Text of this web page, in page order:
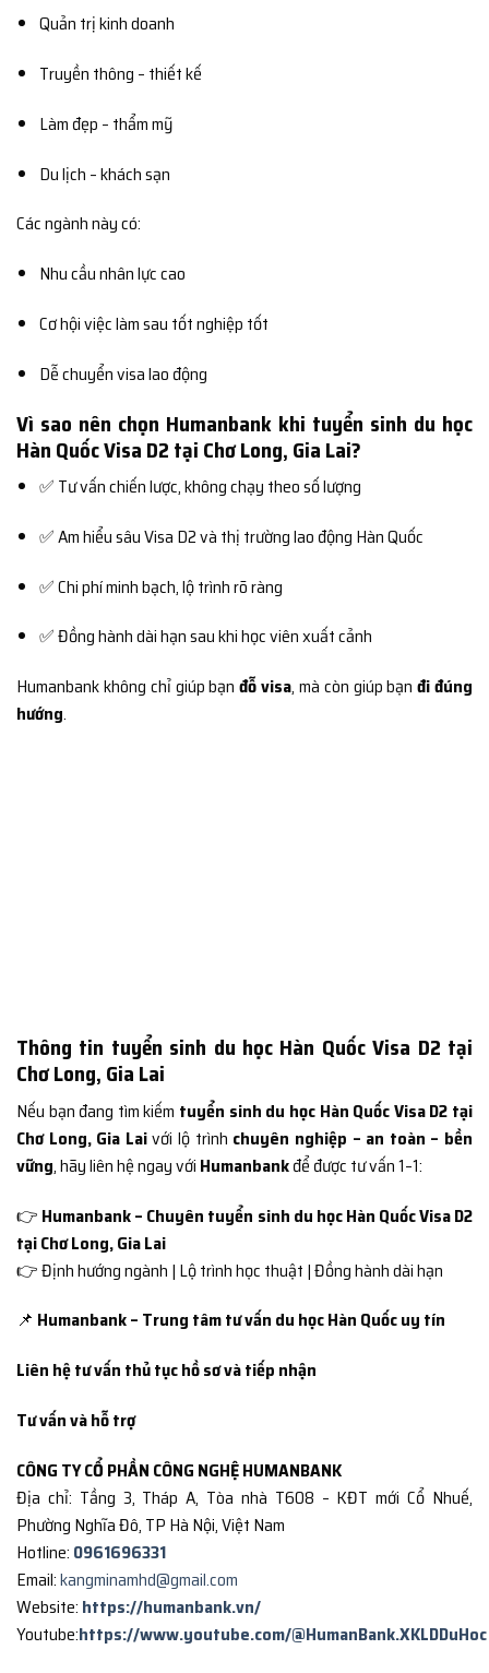
Quản trị kinh doanh
Truyền thông – thiết kế
Làm đẹp – thẩm mỹ
Du lịch – khách sạn
Các ngành này có:
Nhu cầu nhân lực cao
Cơ hội việc làm sau tốt nghiệp tốt
Dễ chuyển visa lao động
Vì sao nên chọn Humanbank khi tuyển sinh du học
Hàn Quốc Visa D2 tại Chơ Long, Gia Lai?
✅ Tư vấn chiến lược, không chạy theo số lượng
✅ Am hiểu sâu Visa D2 và thị trường lao động Hàn Quốc
✅ Chi phí minh bạch, lộ trình rõ ràng
✅ Đồng hành dài hạn sau khi học viên xuất cảnh
Humanbank không chỉ giúp bạnđỗ visa, mà còn giúp bạnđi đúng
hướng.
Thông tin tuyển sinh du học Hàn Quốc Visa D2 tại
Chơ Long, Gia Lai
Nếu bạn đang tìm kiếm tuyển sinh du học Hàn Quốc Visa D2 tại
Chơ Long, Gia Laivới lộ trình chuyên nghiệp – an toàn – bền
vững, hãy liên hệ ngay với Humanbankđể được tư vấn 1–1:
👉 Humanbank – Chuyên tuyển sinh du học Hàn Quốc Visa D2
tại Chơ Long, Gia Lai
👉 Định hướng ngành | Lộ trình học thuật | Đồng hành dài hạn
📌 Humanbank – Trung tâm tư vấn du học Hàn Quốc uy tín
Liên hệ tư vấn thủ tục hồ sơ và tiếp nhận
Tư vấn và hỗ trợ
CÔNG TY CỔ PHẦN CÔNG NGHỆ HUMANBANK
Địa chỉ: Tầng 3, Tháp A, Tòa nhà T608 – KĐT mới Cổ Nhuế,
Phường Nghĩa Đô, TP Hà Nội, Việt Nam
Hotline: 0961696331
Email:kangminamhd@gmail.com
Website: https://humanbank.vn/
Youtube:https://www.youtube.com/@HumanBank.XKLDDuHoc